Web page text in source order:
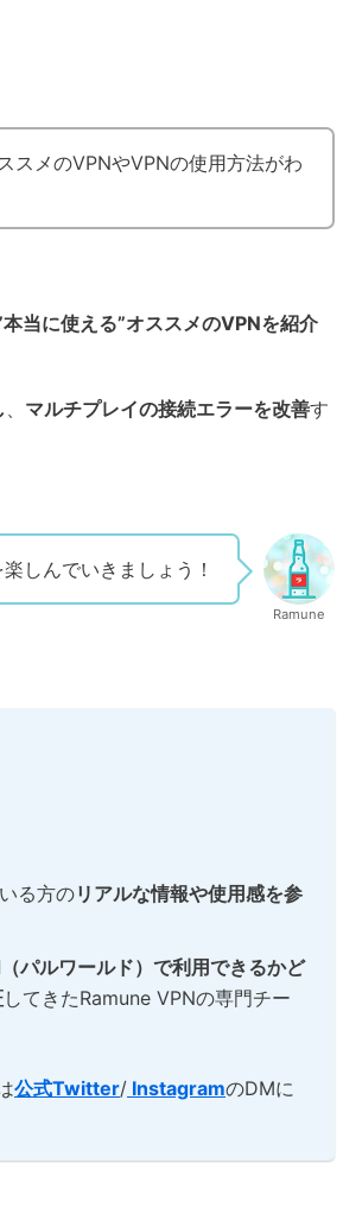
スメのVPNやVPNの使用方法がわ
本当に使える”オススメのVPNを紹介
、 マルチプレイの接続エラーを改善す
しんでいきましょう！
Ramune
る方のリアルな情報や使用感を参
ルワールド）で利用できるかど
してきたRamune VPNの専門チー
公式Twitter/ InstagramのDMに